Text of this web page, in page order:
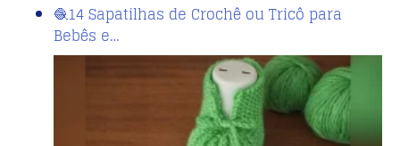
🧶14 Sapatilhas de Crochê ou Tricô para
Bebês e…